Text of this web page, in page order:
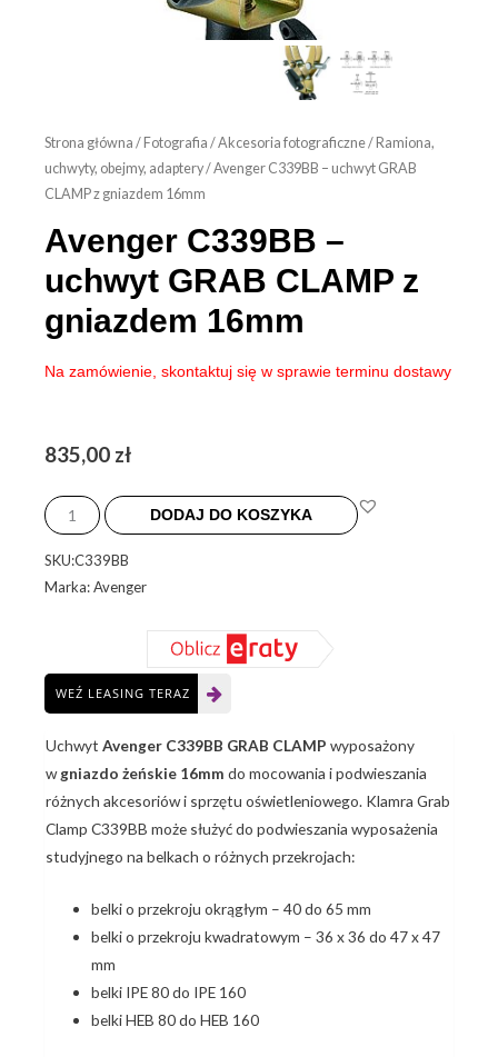
Strona główna / Fotografia /Akcesoria fotograficzne/ Ramiona,
uchwyty, obejmy, adaptery/ Avenger C339BB – uchwyt GRAB
CLAMP z gniazdem 16mm
Avenger C339BB –
uchwyt GRAB CLAMP z
gniazdem 16mm
Na zamówienie, skontaktuj się w sprawie terminu dostawy
835,00 zł
Avenger
-
uchwyt
z
gniazdem
16mm
DODAJ DO KOSZYKA
SKU:C339BB
Marka: Avenger
WEŹ LEASING TERAZ
Uchwyt Avenger C339BB GRAB CLAMP wyposażony
wgniazdo żeńskie 16mm do mocowania i podwieszania
różnych akcesoriów i sprzętu oświetleniowego. Klamra Grab
Clamp C339BB może służyć do podwieszania wyposażenia
studyjnego na belkach o różnych przekrojach:
belki o przekroju okrągłym – 40 do 65 mm
belki o przekroju kwadratowym – 36 x 36 do 47 x 47
mm
belki IPE 80 do IPE 160
belki HEB 80 do HEB 160